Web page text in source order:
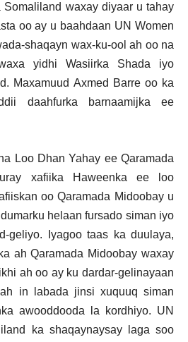
waxay diyaar u tahay
oo ay u baahdaan UN Women
shaqayn wax-ku-ool ah oo na
yidhi Wasiirka Shada iyo
Maxamuud Axmed Barre oo ka
daahfurka barnaamijka ee
Loo Dhan Yahay ee Qaramada
xafiika Haweenka ee loo
oo Qaramada Midoobay u
helaan fursado siman iyo
geliyo. Iyagoo taas ka duulaya,
ah Qaramada Midoobay waxay
ah oo ay ku dardar-gelinayaan
in labada jinsi xuquuq siman
awooddooda la kordhiyo. UN
ka shaqaynaysay laga soo